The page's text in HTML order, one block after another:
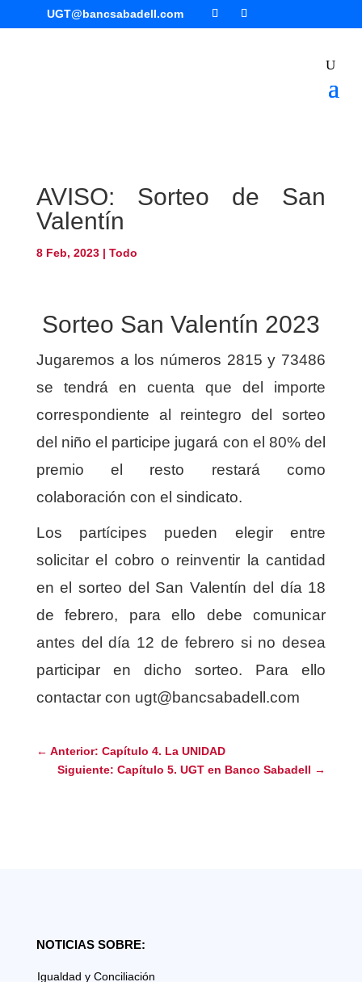
UGT@bancsabadell.com
AVISO: Sorteo de San
Valentín
8 Feb, 2023| Todo
Sorteo San Valentín 2023
Jugaremos a los números 2815 y 73486
se tendrá en cuenta que del importe
correspondiente al reintegro del sorteo
del niño el participe jugará con el 80% del
premio el resto restará como
colaboración con el sindicato.
Los partícipes pueden elegir entre
solicitar el cobro o reinventir la cantidad
en el sorteo del San Valentín del día 18
de febrero, para ello debe comunicar
antes del día 12 de febrero si no desea
participar en dicho sorteo. Para ello
contactar con ugt@bancsabadell.com
← Anterior: Capítulo 4. La UNIDAD
Siguiente: Capítulo 5. UGT en Banco Sabadell →
NOTICIAS SOBRE:
Igualdad y Conciliación